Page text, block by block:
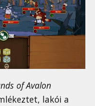
of Avalon
lakói a